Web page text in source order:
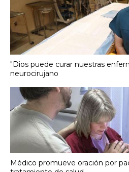
"Dios puede curar nuestras
neurocirujano
Médico promueve oración por